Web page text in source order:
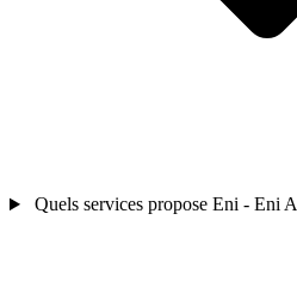
Quels services propose Eni - Eni